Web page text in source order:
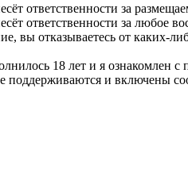
ответственности за
ответственности за любое
вы отказываетесь от каких-
18 лет и я ознакомлен с
поддерживаются и включены